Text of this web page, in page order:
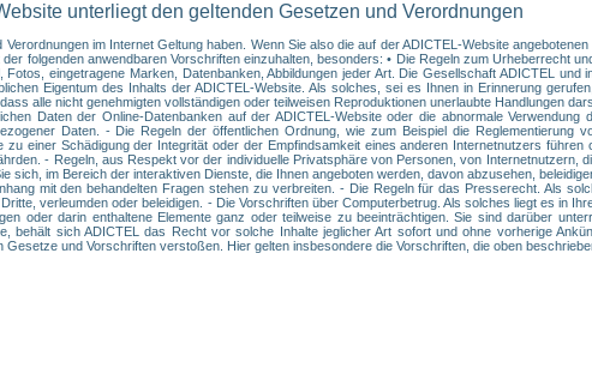
unterliegt den geltenden Gesetzen und Verordnungen
im Internet Geltung haben. Wenn Sie also die auf der ADICTEL-Website
folgenden anwendbaren Vorschriften einzuhalten, besonders: • Die Regeln zum Urheberrecht
eingetragene Marken, Datenbanken, Abbildungen jeder Art. Die Gesellschaft ADICTEL und
Eigentum des Inhalts der ADICTEL-Website. Als solches, sei es Ihnen in Erinnerung
alle nicht genehmigten vollständigen oder teilweisen Reproduktionen unerlaubte Handlungen
Daten der Online-Datenbanken auf der ADICTEL-Website oder die abnormale Verwendung
Daten. - Die Regeln der öffentlichen Ordnung, wie zum Beispiel die Reglementierung
einer Schädigung der Integrität oder der Empfindsamkeit eines anderen Internetnutzers führen
- Regeln, aus Respekt vor der individuelle Privatsphäre von Personen, von Internetnutzern,
sich, im Bereich der interaktiven Dienste, die Ihnen angeboten werden, davon abzusehen,
mit den behandelten Fragen stehen zu verbreiten. - Die Regeln für das Presserecht. Als
verleumden oder beleidigen. - Die Vorschriften über Computerbetrug. Als solches liegt es in
oder darin enthaltene Elemente ganz oder teilweise zu beeinträchtigen. Sie sind darüber
behält sich ADICTEL das Recht vor solche Inhalte jeglicher Art sofort und ohne vorherige
und Vorschriften verstoßen. Hier gelten insbesondere die Vorschriften, die oben